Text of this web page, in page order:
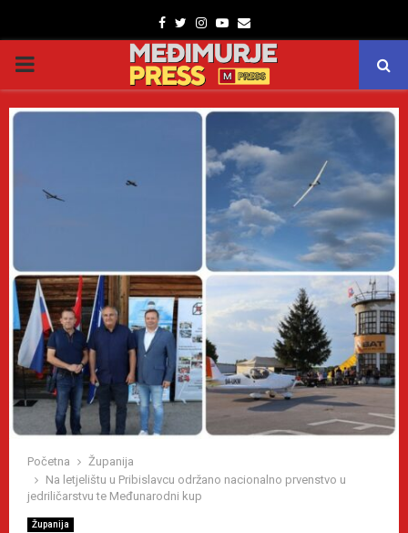
Facebook
TwitterInstagram
Youtube
Email
PRIMARY
MENU
Početna
Županija
Na letjelištu u Pribislavcu održano nacionalno prvenstvo u
jedriličarstvu te Međunarodni kup
Županija